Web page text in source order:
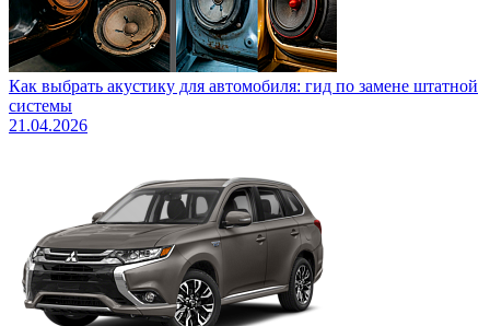
Как выбрать акустику для автомобиля: гид по замене штатной
системы
21.04.2026